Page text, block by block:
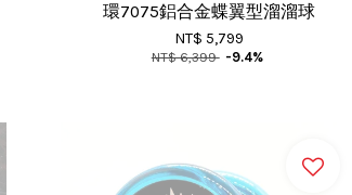
環7075鋁合金蝶翼型溜溜球
NT$ 5,799
NT$ 6,399 -9.4%